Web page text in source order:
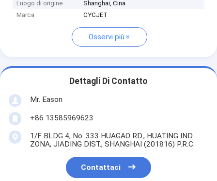
Luogo di origine
Shanghai, Cina
Marca
CYCJET
Osservi più
Dettagli Di Contatto
Mr. Eason
+86 13585969623
1/F BLDG 4, No. 333 HUAGAO RD., HUATING IND.
ZONA, JIADING DIST., SHANGHAI (201816) P.R.C.
Contattaci